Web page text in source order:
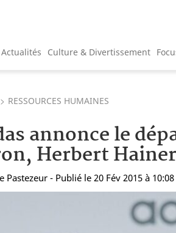
Actualités Culture & Divertissement
RESSOURCES HUMAINES
annonce le
Herbert Hainer
Pastezeur - Publié le 20 Fév 2015 à 10:08